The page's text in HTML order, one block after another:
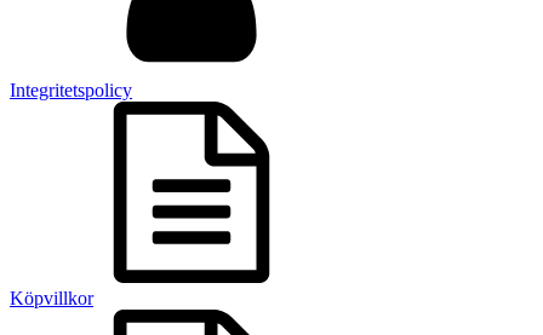
Integritetspolicy
Köpvillkor